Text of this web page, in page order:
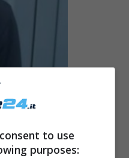
to use
purposes: